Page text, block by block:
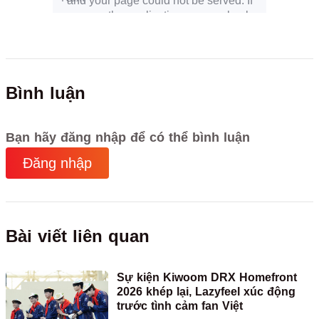
Bình luận
Bạn hãy đăng nhập để có thể bình luận
Đăng nhập
Bài viết liên quan
Sự kiện Kiwoom DRX Homefront
2026 khép lại, Lazyfeel xúc động
trước tình cảm fan Việt